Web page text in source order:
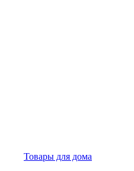
Товары для дома